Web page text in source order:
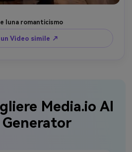
luna romanticismo
un Video simile ↗
Media.io AI